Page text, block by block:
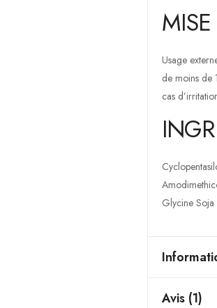
Usage
de moins de
cas
Glycine Soja
Avis (1)